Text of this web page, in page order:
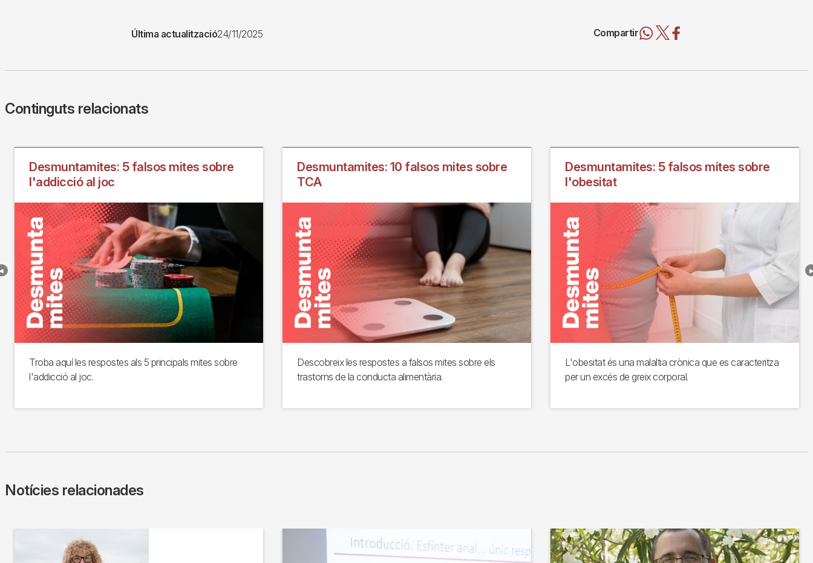
Última actualització24/11/2025 Compartir
Continguts relacionats
Desmuntamites: 5 falsos mites sobre
l'addicció al joc
Troba aquí les respostes als 5 principals mites sobre
l'addicció al joc.
Desmuntamites: 10 falsos mites sobre
TCA
Descobreix les respostes a falsos mites sobre els
trastorns de la conducta alimentària.
Desmuntamites: 5 falsos mites sobre
l'obesitat
L'obesitat és una malaltia crònica que es caracteritza
per un excés de greix corporal.
Notícies relacionades